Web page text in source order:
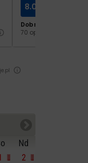
Dobry
70 opinii
8.0
Nd
2